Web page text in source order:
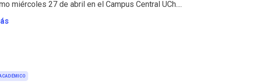
miércoles 27 de abril en el Campus Central UCh....